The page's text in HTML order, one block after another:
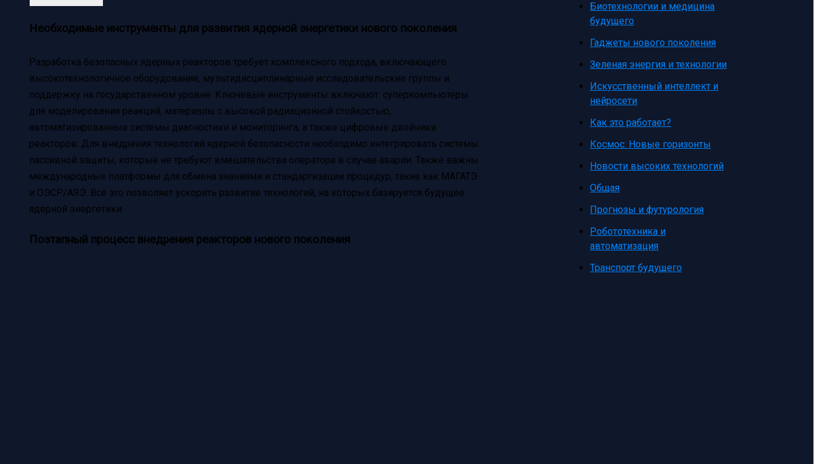
Необходимые инструменты для развития ядерной энергетики нового поколения
Разработка безопасных ядерных реакторов требует комплексного подхода, включающего
высокотехнологичное оборудование, мультидисциплинарные исследовательские группы и
поддержку на государственном уровне. Ключевые инструменты включают: суперкомпьютеры
для моделирования реакций, материалы с высокой радиационной стойкостью,
автоматизированные системы диагностики и мониторинга, а также цифровые двойники
реакторов. Для внедрения технологий ядерной безопасности необходимо интегрировать системы
пассивной защиты, которые не требуют вмешательства оператора в случае аварии. Также важны
международные платформы для обмена знаниями и стандартизации процедур, такие как МАГАТЭ
и ОЭСР/АЯЭ. Всё это позволяет ускорить развитие технологий, на которых базируется будущее
ядерной энергетики.
Поэтапный процесс внедрения реакторов нового поколения
Биотехнологии и медицина
будущего
Гаджеты нового поколения
Зеленая энергия и технологии
Искусственный интеллект и
нейросети
Как это работает?
Космос: Новые горизонты
Новости высоких технологий
Общая
Прогнозы и футурология
Робототехника и
автоматизация
Транспорт будущего